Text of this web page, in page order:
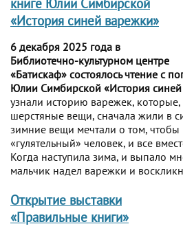
«История синей варежки»
6 декабря 2025 года в
Библиотечно-культурном центре
«Батискаф» состоялось чтение с
Юлии Симбирской «История
узнали историю варежек, которые,
шерстяные вещи, сначала жили в
зимние вещи мечтали о том, чтобы
«гулятельный» человек, и все
Когда наступила зима, и выпало
мальчик надел варежки и
Открытие выставки
«Правильные книги»